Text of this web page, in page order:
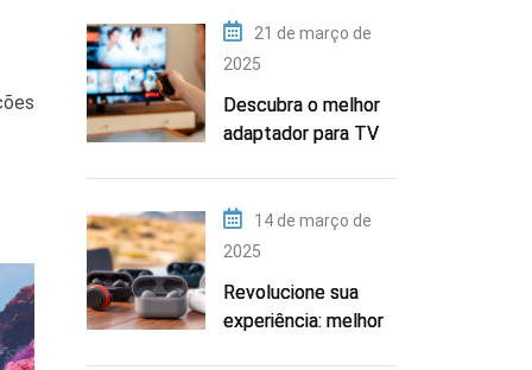
21 de março de
2025
Descubra o melhor
adaptador para TV
14 de março de
2025
Revolucione sua
experiência: melhor